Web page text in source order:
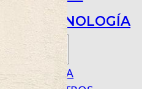
Y TECNOLOGÍA
BAJO LA LUPA